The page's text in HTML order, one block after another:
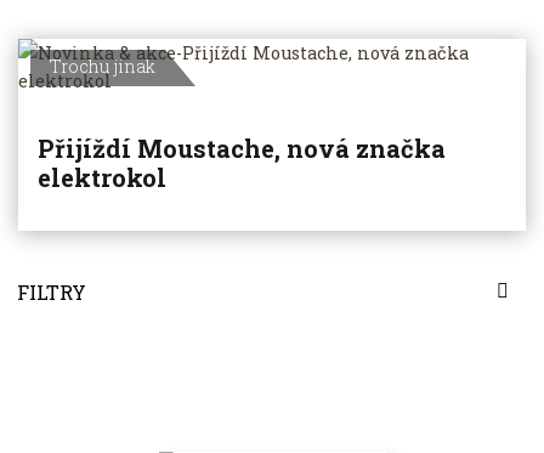
FILTRY
Trochu jinak
Přijíždí Moustache, nová značka
elektrokol